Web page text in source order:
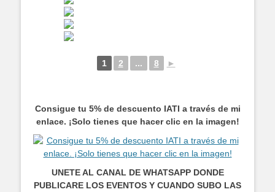
1 2 ... 8 ►
Consigue tu 5% de descuento IATI a través de mi
enlace. ¡Solo tienes que hacer clic en la imagen!
UNETE AL CANAL DE WHATSAPP DONDE
PUBLICARE LOS EVENTOS Y CUANDO SUBO LAS